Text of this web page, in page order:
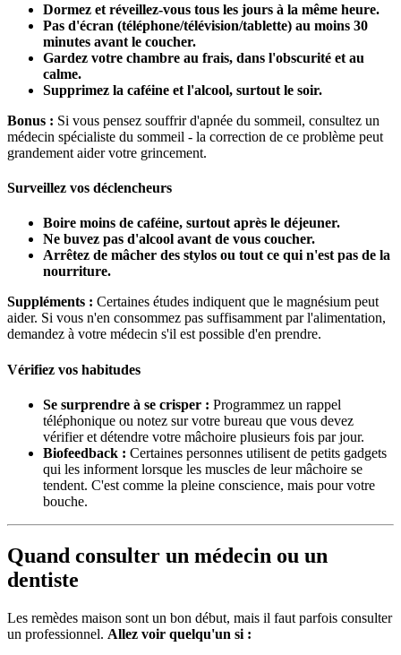
Dormez et réveillez-vous tous les jours à la même heure.
Pas d'écran (téléphone/télévision/tablette) au moins 30
minutes avant le coucher.
Gardez votre chambre au frais, dans l'obscurité et au
calme.
Supprimez la caféine et l'alcool, surtout le soir.
Bonus : Si vous pensez souffrir d'apnée du sommeil, consultez un
médecin spécialiste du sommeil - la correction de ce problème peut
grandement aider votre grincement.
Surveillez vos déclencheurs
Boire moins de caféine, surtout après le déjeuner.
Ne buvez pas d'alcool avant de vous coucher.
Arrêtez de mâcher des stylos ou tout ce qui n'est pas de la
nourriture.
Suppléments : Certaines études indiquent que le magnésium peut
aider. Si vous n'en consommez pas suffisamment par l'alimentation,
demandez à votre médecin s'il est possible d'en prendre.
Vérifiez vos habitudes
Se surprendre à se crisper : Programmez un rappel
téléphonique ou notez sur votre bureau que vous devez
vérifier et détendre votre mâchoire plusieurs fois par jour.
Biofeedback : Certaines personnes utilisent de petits gadgets
qui les informent lorsque les muscles de leur mâchoire se
tendent. C'est comme la pleine conscience, mais pour votre
bouche.
Quand consulter un médecin ou un
dentiste
Les remèdes maison sont un bon début, mais il faut parfois consulter
un professionnel. Allez voir quelqu'un si :